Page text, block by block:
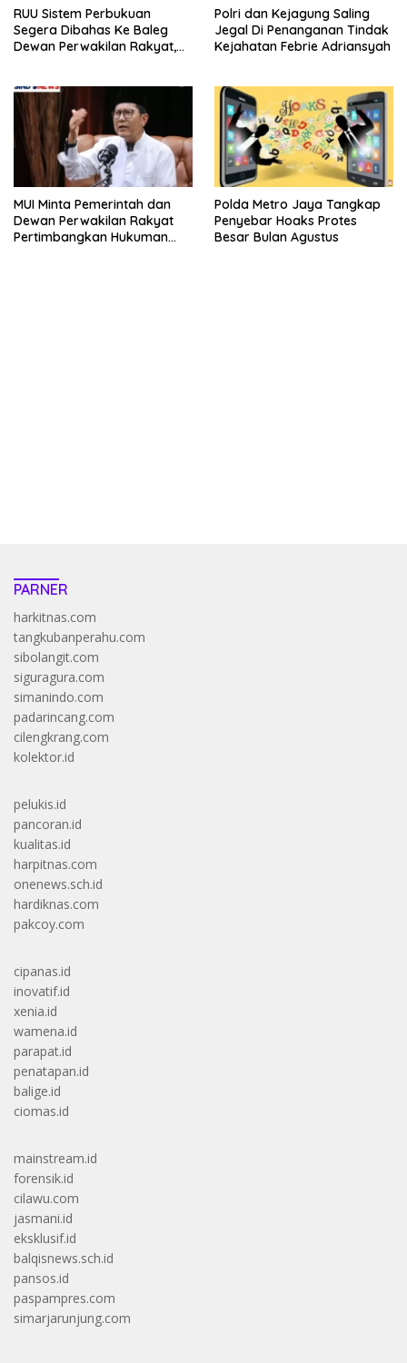
RUU Sistem Perbukuan
Segera Dibahas Ke Baleg
Dewan Perwakilan Rakyat,
Polri dan Kejagung Saling
Jegal Di Penanganan Tindak
Kejahatan Febrie Adriansyah
MUI Minta Pemerintah dan
Dewan Perwakilan Rakyat
Pertimbangkan Hukuman
Polda Metro Jaya Tangkap
Penyebar Hoaks Protes
Besar Bulan Agustus
PARNER
harkitnas.com
tangkubanperahu.com
sibolangit.com
siguragura.com
simanindo.com
padarincang.com
cilengkrang.com
kolektor.id
pelukis.id
pancoran.id
kualitas.id
harpitnas.com
onenews.sch.id
hardiknas.com
pakcoy.com
cipanas.id
inovatif.id
xenia.id
wamena.id
parapat.id
penatapan.id
balige.id
ciomas.id
mainstream.id
forensik.id
cilawu.com
jasmani.id
eksklusif.id
balqisnews.sch.id
pansos.id
paspampres.com
simarjarunjung.com